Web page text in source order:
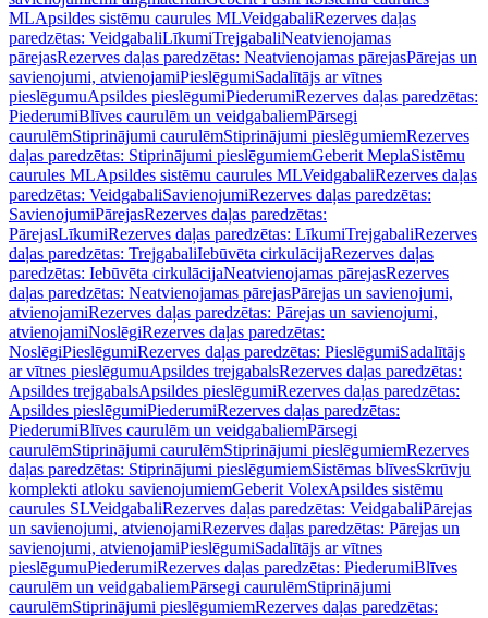
MLApsildes sistēmu caurules MLVeidgabaliRezerves daļas
paredzētas: VeidgabaliLīkumiTrejgabaliNeatvienojamas
pārejasRezerves daļas paredzētas: Neatvienojamas pārejasPārejas un
savienojumi, atvienojamiPieslēgumiSadalītājs ar vītnes
pieslēgumuApsildes pieslēgumiPiederumiRezerves daļas paredzētas:
PiederumiBlīves caurulēm un veidgabaliemPārsegi
caurulēmStiprinājumi caurulēmStiprinājumi pieslēgumiemRezerves
daļas paredzētas: Stiprinājumi pieslēgumiemGeberit MeplaSistēmu
caurules MLApsildes sistēmu caurules MLVeidgabaliRezerves daļas
paredzētas: VeidgabaliSavienojumiRezerves daļas paredzētas:
SavienojumiPārejasRezerves daļas paredzētas:
PārejasLīkumiRezerves daļas paredzētas: LīkumiTrejgabaliRezerves
daļas paredzētas: TrejgabaliIebūvēta cirkulācijaRezerves daļas
paredzētas: Iebūvēta cirkulācijaNeatvienojamas pārejasRezerves
daļas paredzētas: Neatvienojamas pārejasPārejas un savienojumi,
atvienojamiRezerves daļas paredzētas: Pārejas un savienojumi,
atvienojamiNoslēgiRezerves daļas paredzētas:
NoslēgiPieslēgumiRezerves daļas paredzētas: PieslēgumiSadalītājs
ar vītnes pieslēgumuApsildes trejgabalsRezerves daļas paredzētas:
Apsildes trejgabalsApsildes pieslēgumiRezerves daļas paredzētas:
Apsildes pieslēgumiPiederumiRezerves daļas paredzētas:
PiederumiBlīves caurulēm un veidgabaliemPārsegi
caurulēmStiprinājumi caurulēmStiprinājumi pieslēgumiemRezerves
daļas paredzētas: Stiprinājumi pieslēgumiemSistēmas blīvesSkrūvju
komplekti atloku savienojumiemGeberit VolexApsildes sistēmu
caurules SLVeidgabaliRezerves daļas paredzētas: VeidgabaliPārejas
un savienojumi, atvienojamiRezerves daļas paredzētas: Pārejas un
savienojumi, atvienojamiPieslēgumiSadalītājs ar vītnes
pieslēgumuPiederumiRezerves daļas paredzētas: PiederumiBlīves
caurulēm un veidgabaliemPārsegi caurulēmStiprinājumi
caurulēmStiprinājumi pieslēgumiemRezerves daļas paredzētas: